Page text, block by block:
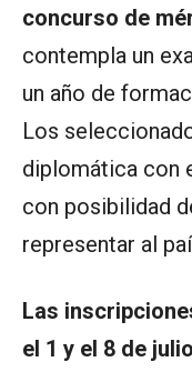
concurso de
contempla un
un año de
Los
diplomática con
con posibilidad
representar al
Las
el 1 y el 8 de